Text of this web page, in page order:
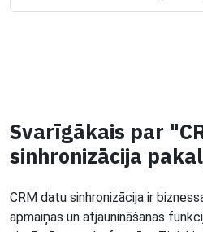
Svarīgākais par
sinhronizācija
CRM datu sinhronizācija ir
apmaiņas un atjaunināšanas